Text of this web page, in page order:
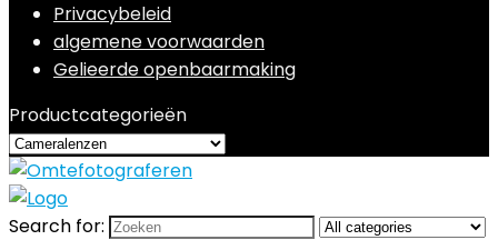
Privacybeleid
algemene voorwaarden
Gelieerde openbaarmaking
Productcategorieën
Search for: